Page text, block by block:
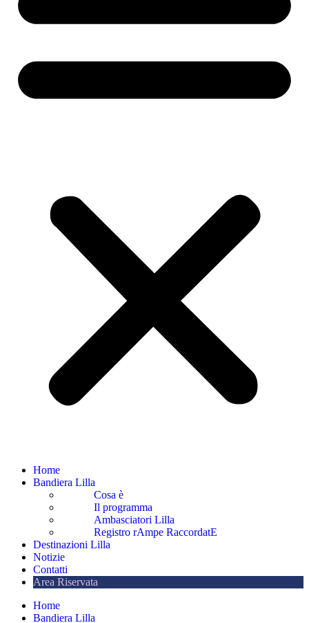
Home
Bandiera Lilla
Cosa è
Il programma
Ambasciatori Lilla
Registro rAmpe RaccordatE
Destinazioni Lilla
Notizie
Contatti
Area Riservata
Home
Bandiera Lilla